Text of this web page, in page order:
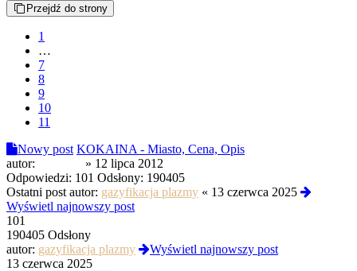
Przejdź do strony
1
…
7
8
9
10
11
Nowy post KOKAINA - Miasto, Cena, Opis
autor:
» 12 lipca 2012
Odpowiedzi: 101 Odsłony: 190405
Ostatni post autor: gazyfikacja plazmy « 13 czerwca 2025
Wyświetl najnowszy post
101
190405 Odsłony
autor: gazyfikacja plazmy
Wyświetl najnowszy post
13 czerwca 2025